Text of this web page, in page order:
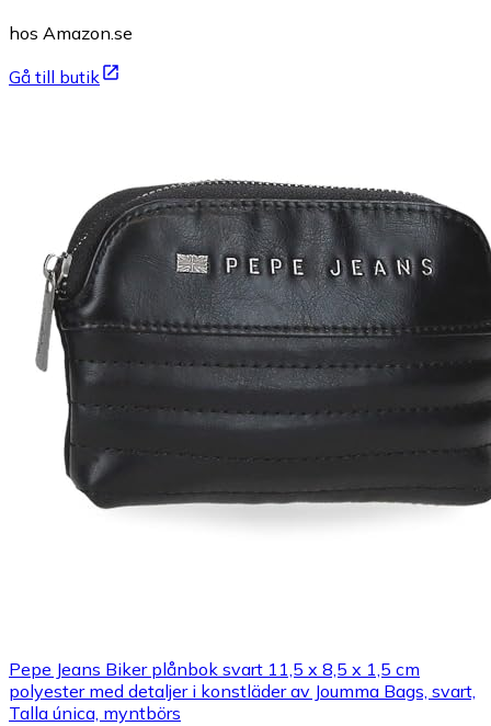
hos Amazon.se
Gå till butik
Pepe Jeans Biker plånbok svart 11,5 x 8,5 x 1,5 cm
polyester med detaljer i konstläder av Joumma Bags, svart,
Talla única, myntbörs